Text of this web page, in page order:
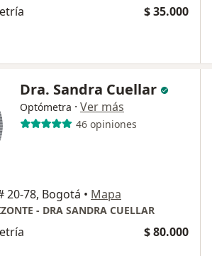
$ 35.000
Dra. Sandra Cuellar
Optómetra · Ver más
46 opiniones
20-78, Bogotá • Mapa
- DRA SANDRA CUELLAR
$ 80.000